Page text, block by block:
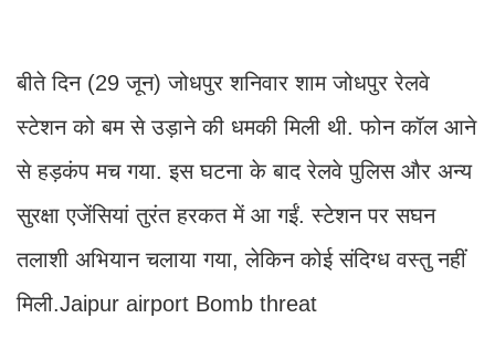
बीते दिन (29 जून) जोधपुर शनिवार शाम जोधपुर रेलवे
स्टेशन को बम से उड़ाने की धमकी मिली थी. फोन कॉल आने
से हड़कंप मच गया. इस घटना के बाद रेलवे पुलिस और अन्य
सुरक्षा एजेंसियां तुरंत हरकत में आ गईं. स्टेशन पर सघन
तलाशी अभियान चलाया गया, लेकिन कोई संदिग्ध वस्तु नहीं
मिली.Jaipur airport Bomb threat